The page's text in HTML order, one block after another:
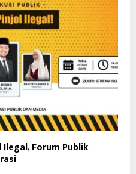
Forum Publik